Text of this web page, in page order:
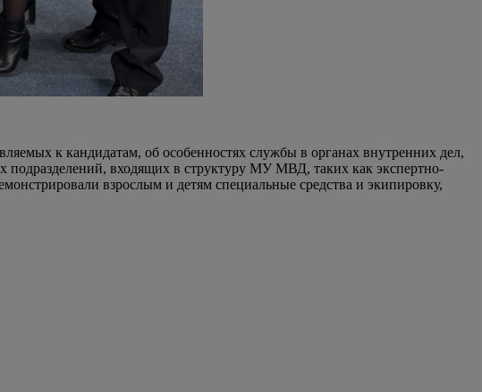
к кандидатам, об особенностях службы в органах внутренних дел,
подразделений, входящих в структуру МУ МВД, таких как экспертно-
взрослым и детям специальные средства и экипировку,